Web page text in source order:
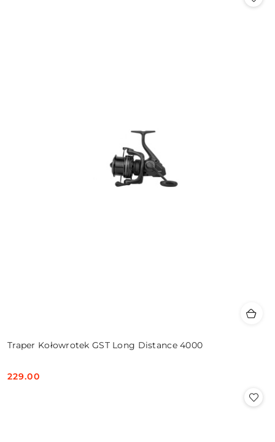
Traper Kołowrotek GST Long Distance 4000
Cena:
229.00